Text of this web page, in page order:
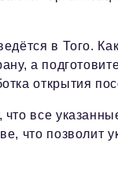
в Того.
а
открытия
все
что позволит